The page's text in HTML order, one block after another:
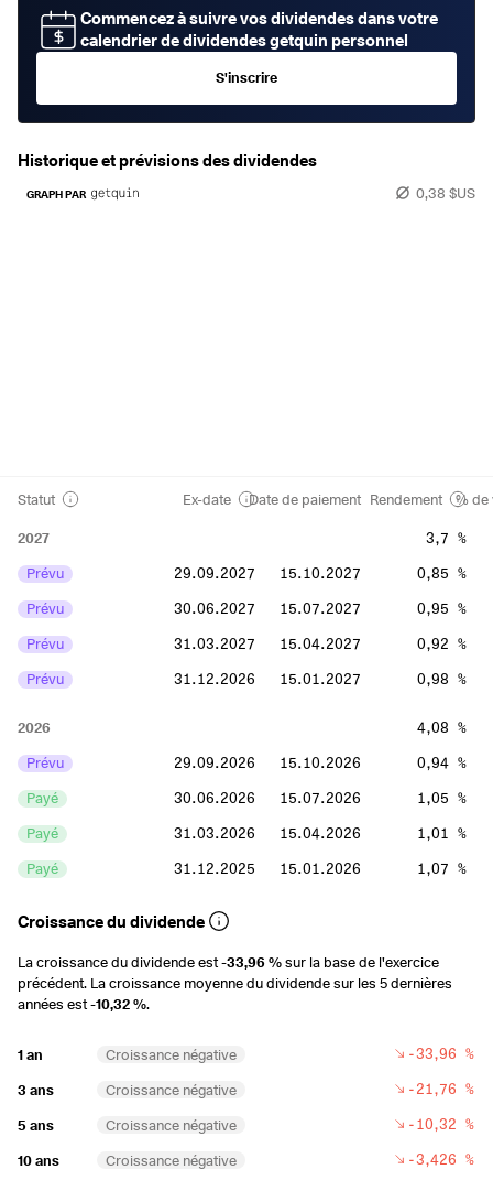
Commencez à suivre vos dividendes dans votre
calendrier de dividendes getquin personnel
S'inscrire
Historique et prévisions des dividendes
0,38 $US
GRAPH PAR
Statut Ex-date Date de paiement Rendement % de
2027
3,7 %
Prévu
29.09.2027 15.10.2027
0,85 %
Prévu
30.06.2027 15.07.2027
0,95 %
Prévu
31.03.2027 15.04.2027
0,92 %
Prévu
31.12.2026 15.01.2027 0,98 %
2026
4,08 %
Prévu
29.09.2026 15.10.2026
0,94 %
Payé
30.06.2026 15.07.2026
1,05 %
Payé
31.03.2026 15.04.2026
1,01 %
Payé
31.12.2025 15.01.2026 1,07 %
2025
Payé
30.06.2025 15.07.2025
1,57 %
Payé
31.12.2024 1,41 %
Croissance du dividende
La croissance du dividende est-33,96 %sur la base de l'exercice
précédent. La croissance moyenne du dividende sur les 5 dernières
années est-10,32 %.
1 an Croissance négative -33,96 %
3 ans Croissance négative -21,76 %
5 ans Croissance négative -10,32 %
10 ans Croissance négative -3,426 %